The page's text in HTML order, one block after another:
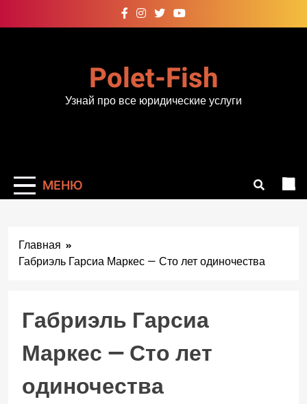
к
Polet-Fish
Узнай про все юридические услуги
МЕНЮ
Главная
Габриэль Гарсиа Маркес — Сто лет одиночества
Габриэль Гарсиа
Маркес — Сто лет
одиночества